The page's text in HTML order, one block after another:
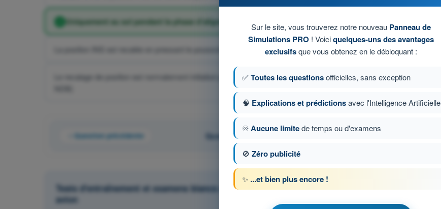
Uniquement au sol pendant la phase d’alignement
La position INS est recalée en pressant le poussoir Takeoff/Go around à la mise en poussée au décollage
Le recalage de position est normalement initialisé par l’équipage lors du survol d’un point connu (station VOR ou
Question précédente Question 945 sur 977
Tests d'entraînement et examens blancs chronométrés ATPL - Licence de pilote de ligne
avion
Sur le site, vous trouverez notre nouveau Panneau de
Simulations PRO ! Voiciquelques-uns des avantages
exclusifsque vous obtenez en le débloquant :
✅Toutes les questionsofficielles, sans exception
🧠 Explications et prédictionsavec l'Intelligence Artificielle
♾️Aucune limitede temps ou d'examens
🚫 Zéro publicité
✨ ...et bien plus encore !